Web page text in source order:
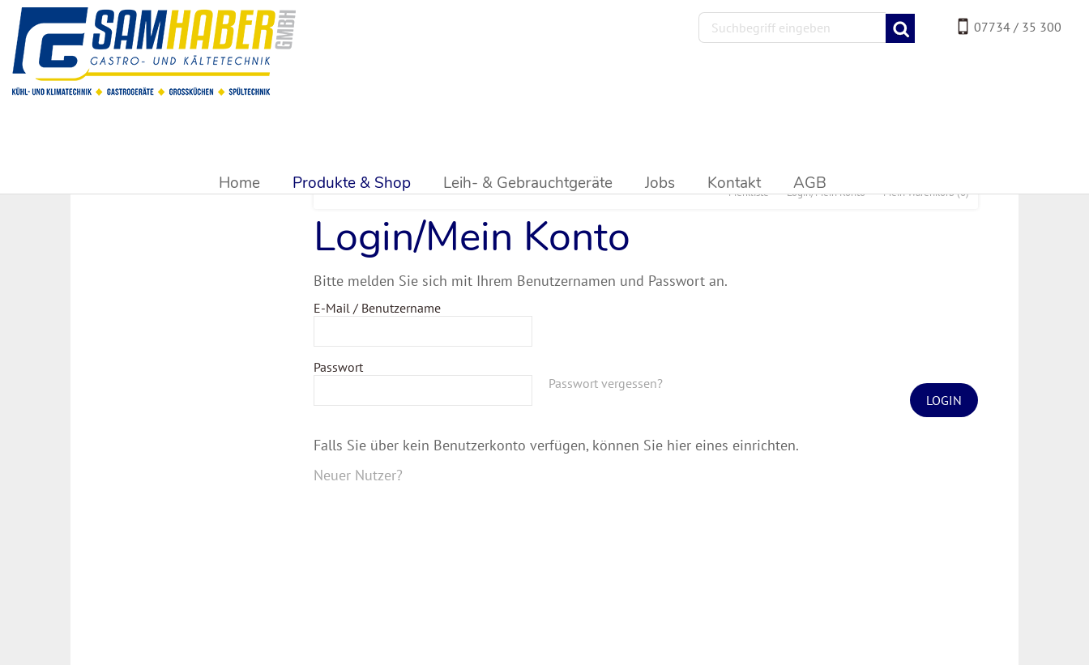
07734 / 35 300
Home Produkte & Shop Leih- & Gebrauchtgeräte Jobs Kontakt AGB Mein Warenkorb(0)
Login/Mein Konto
Merkliste
Login/Mein Konto
Bitte melden Sie sich mit Ihrem Benutzernamen und Passwort an.
E-Mail / Benutzername
Passwort
LOGIN
Passwort vergessen?
Falls Sie über kein Benutzerkonto verfügen, können Sie hier eines einrichten.
Neuer Nutzer?